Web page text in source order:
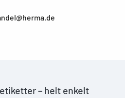
– helt enkelt